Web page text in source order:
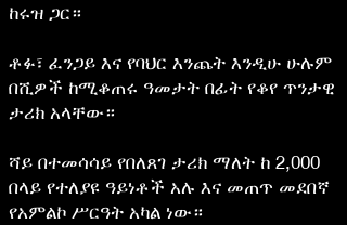
ከሩዝ ጋር።
ቶፉ፣ ፈንጋይ እና የባህር እንጨት እንዲሁ ሁሉም
በሺዎች ከሚቆጠሩ ዓመታት በፊት የቆየ ጥንታዊ
ታሪክ አላቸው።
ሻይ በተመሳሳይ የበለጸገ ታሪክ ማለት ከ 2,000
በላይ የተለያዩ ዓይነቶች አሉ እና መጠጥ መደበኛ
የአምልኮ ሥርዓት አካል ነው።